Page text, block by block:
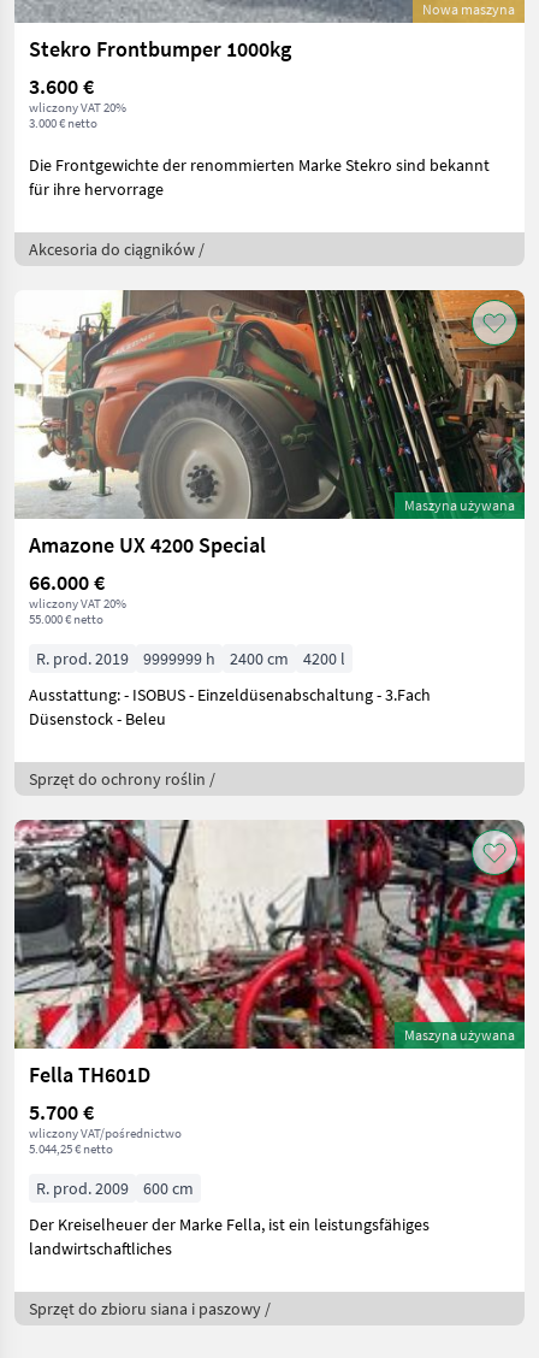
Nowa maszyna
Stekro Frontbumper 1000kg
3.600 €
wliczony VAT 20%
3.000 € netto
Die Frontgewichte der renommierten Marke Stekro sind bekannt
für ihre hervorrage
Akcesoria do ciągników /
Maszyna używana
Amazone UX 4200 Special
66.000 €
wliczony VAT 20%
55.000 € netto
R. prod. 2019 9999999 h 2400 cm
4200 l
Ausstattung: - ISOBUS - Einzeldüsenabschaltung - 3.Fach
Düsenstock - Beleu
Sprzęt do ochrony roślin /
Maszyna używana
Fella TH601D
5.700 €
wliczony VAT/pośrednictwo
5.044,25 € netto
R. prod. 2009
600 cm
Der Kreiselheuer der Marke Fella, ist ein leistungsfähiges
landwirtschaftliches
Sprzęt do zbioru siana i paszowy /